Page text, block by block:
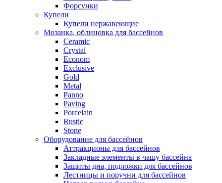
Форсунки
Купели
Купели нержавеющие
Мозаика, облицовка для бассейнов
Ceramic
Crystal
Econom
Exclusive
Gold
Metal
Panno
Paving
Porcelain
Rustic
Stone
Оборудование для бассейнов
Аттракционы для бассейнов
Закладные элементы в чашу бассейна
Защиты дна, подложки для бассейнов
Лестницы и поручни для бассейнов